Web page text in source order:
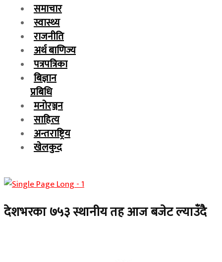
समाचार
स्वास्थ्य
राजनीति
अर्थ बाणिज्य
पत्रपत्रिका
बिज्ञान
प्रबिधि
मनोरञ्जन
साहित्य
अन्तराष्ट्रिय
खेलकुद
देशभरका ७५३ स्थानीय तह आज बजेट ल्याउँदै